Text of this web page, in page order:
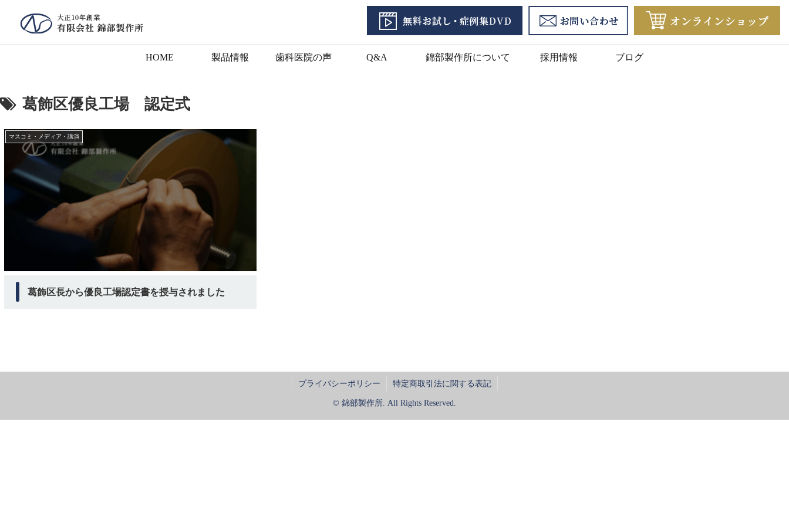
HOME 製品情報 歯科医院の声 Q&A 錦部製作所について 採用情報 ブログ
葛飾区優良工場 認定式
マスコミ・メディア・講演
葛飾区長から優良工場認定書を授与されました
プライバシーポリシー 特定商取引法に関する表記
© 錦部製作所. All Rights Reserved.